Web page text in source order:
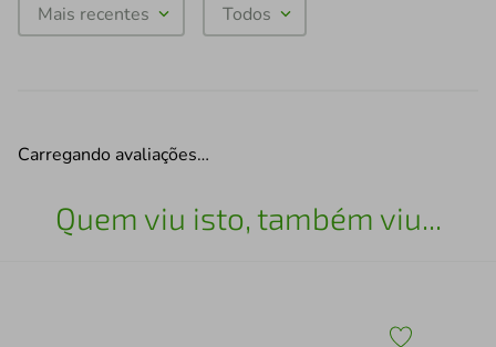
Mais recentes Todos
Carregando avaliações…
Quem viu isto, também viu...